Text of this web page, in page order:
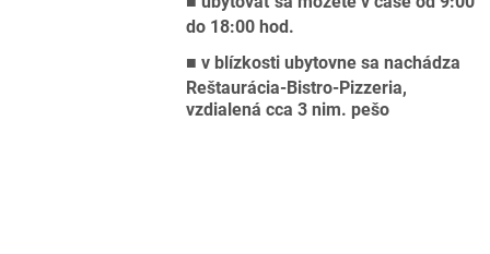
do 18:00 hod.
■ v blízkosti ubytovne sa nachádza
Reštaurácia-Bistro-Pizzeria,
vzdialená cca 3 nim. pešo